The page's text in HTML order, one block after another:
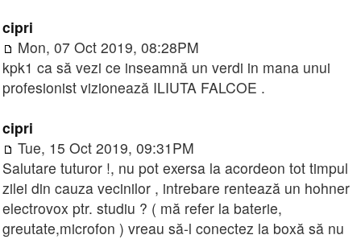
cipri
Mon, 07 Oct 2019, 08:28PM
kpk1 ca să vezi ce inseamnă un verdi in mana unui
profesionist vizionează ILIUTA FALCOE .
cipri
Tue, 15 Oct 2019, 09:31PM
Salutare tuturor !, nu pot exersa la acordeon tot timpul
zilei din cauza vecinilor , intrebare rentează un hohner
electrovox ptr. studiu ? ( mă refer la baterie,
greutate,microfon ) vreau să-l conectez la boxă să nu